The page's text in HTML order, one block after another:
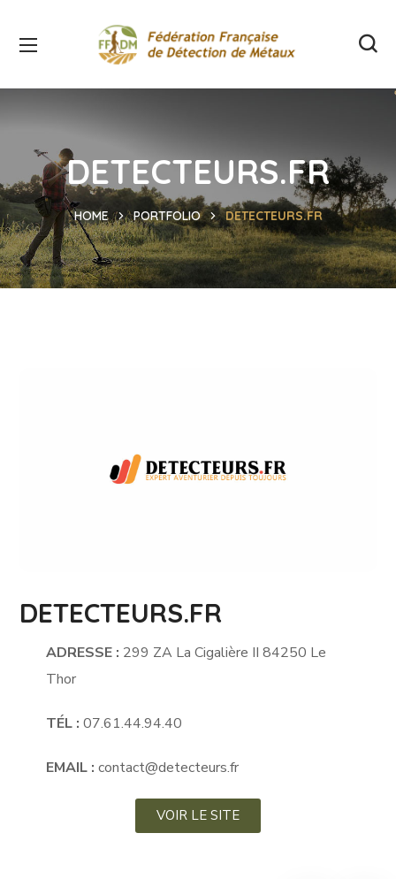
DETECTEURS.FR
HOME PORTFOLIO DETECTEURS.FR
DETECTEURS.FR
ADRESSE : 299 ZA La Cigalière II 84250 Le
Thor
TÉL : 07.61.44.94.40
EMAIL :contact@detecteurs.fr
VOIR LE SITE